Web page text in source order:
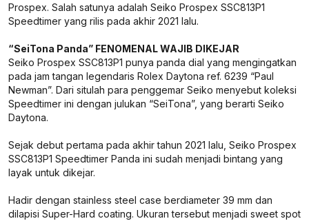
Prospex. Salah satunya adalah Seiko Prospex SSC813P1
Speedtimer yang rilis pada akhir 2021 lalu.
“SeiTona Panda” FENOMENAL WAJIB DIKEJAR
Seiko Prospex SSC813P1 punya panda dial yang mengingatkan
pada jam tangan legendaris Rolex Daytona ref. 6239 “Paul
Newman”. Dari situlah para penggemar Seiko menyebut koleksi
Speedtimer ini dengan julukan “SeiTona”, yang berarti Seiko
Daytona.
Sejak debut pertama pada akhir tahun 2021 lalu, Seiko Prospex
SSC813P1 Speedtimer Panda ini sudah menjadi bintang yang
layak untuk dikejar.
Hadir dengan stainless steel case berdiameter 39 mm dan
dilapisi Super-Hard coating. Ukuran tersebut menjadi sweet spot